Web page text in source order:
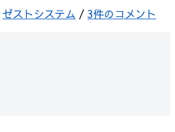
ゼストシステム / 3件のコメント